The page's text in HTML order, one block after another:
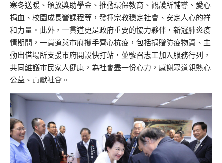
寒冬送暖、頒放獎助學金、推動環保教育、觀護所輔導、愛心
捐血、校園成長營課程等，發揮宗教穩定社會、安定人心的祥
和力量。此外，一貫道更是政府重要的協力夥伴，新冠肺炎疫
情期間，一貫道與市府攜手齊心抗疫，包括捐贈防疫物資、主
動出借場所支援市府開設快打站，並號召志工加入服務行列，
共同維護市民家人健康，為社會盡一份心力，感謝眾道親熱心
公益、貢獻社會。